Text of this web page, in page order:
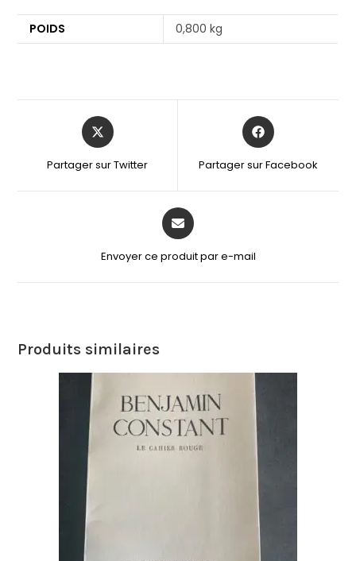
POIDS 0,800 kg
Partager sur Twitter Partager sur Facebook
Envoyer ce produit par e-mail
Produits similaires